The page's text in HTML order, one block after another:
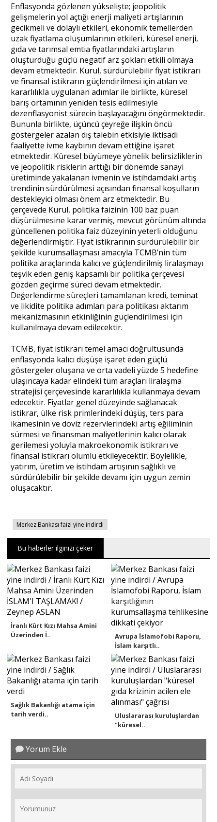
Enflasyonda gözlenen yükselişte; jeopolitik
gelişmelerin yol açtığı enerji maliyeti artışlarının
gecikmeli ve dolaylı etkileri, ekonomik temellerden
uzak fiyatlama oluşumlarının etkileri, küresel enerji,
gıda ve tarımsal emtia fiyatlarındaki artışların
oluşturduğu güçlü negatif arz şokları etkili olmaya
devam etmektedir. Kurul, sürdürülebilir fiyat istikrarı
ve finansal istikrarın güçlendirilmesi için atılan ve
kararlılıkla uygulanan adımlar ile birlikte, küresel
barış ortamının yeniden tesis edilmesiyle
dezenflasyonist sürecin başlayacağını öngörmektedir.
Bununla birlikte, üçüncü çeyreğe ilişkin öncü
göstergeler azalan dış talebin etkisiyle iktisadi
faaliyette ivme kaybının devam ettiğine işaret
etmektedir. Küresel büyümeye yönelik belirsizliklerin
ve jeopolitik risklerin arttığı bir dönemde sanayi
üretiminde yakalanan ivmenin ve istihdamdaki artış
trendinin sürdürülmesi açısından finansal koşulların
destekleyici olması önem arz etmektedir. Bu
çerçevede Kurul, politika faizinin 100 baz puan
düşürülmesine karar vermiş, mevcut görünüm altında
güncellenen politika faiz düzeyinin yeterli olduğunu
değerlendirmiştir. Fiyat istikrarının sürdürülebilir bir
şekilde kurumsallaşması amacıyla TCMB’nin tüm
politika araçlarında kalıcı ve güçlendirilmiş liralaşmayı
teşvik eden geniş kapsamlı bir politika çerçevesi
gözden geçirme süreci devam etmektedir.
Değerlendirme süreçleri tamamlanan kredi, teminat
ve likidite politika adımları para politikası aktarım
mekanizmasının etkinliğinin güçlendirilmesi için
kullanılmaya devam edilecektir.
TCMB, fiyat istikrarı temel amacı doğrultusunda
enflasyonda kalıcı düşüşe işaret eden güçlü
göstergeler oluşana ve orta vadeli yüzde 5 hedefine
ulaşıncaya kadar elindeki tüm araçları liralaşma
stratejisi çerçevesinde kararlılıkla kullanmaya devam
edecektir. Fiyatlar genel düzeyinde sağlanacak
istikrar, ülke risk primlerindeki düşüş, ters para
ikamesinin ve döviz rezervlerindeki artış eğiliminin
sürmesi ve finansman maliyetlerinin kalıcı olarak
gerilemesi yoluyla makroekonomik istikrarı ve
finansal istikrarı olumlu etkileyecektir. Böylelikle,
yatırım, üretim ve istihdam artışının sağlıklı ve
sürdürülebilir bir şekilde devamı için uygun zemin
oluşacaktır.
Merkez Bankası faizi yine indirdi
Bu haberler ilginizi çeker
İranlı Kürt Kızı Mahsa Amini
Üzerinden İ..
Avrupa İslamofobi Raporu,
İslam karşıtlı..
Sağlık Bakanlığı atama için
tarih verdi..
Uluslararası kuruluşlardan
"küresel..
Yorum Ekle